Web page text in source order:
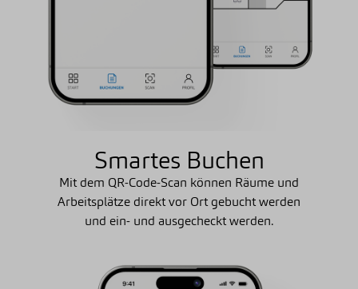
Smartes Buchen
Mit dem QR-Code-Scan können Räume und
Arbeitsplätze direkt vor Ort gebucht werden
und ein- und ausgecheckt werden.